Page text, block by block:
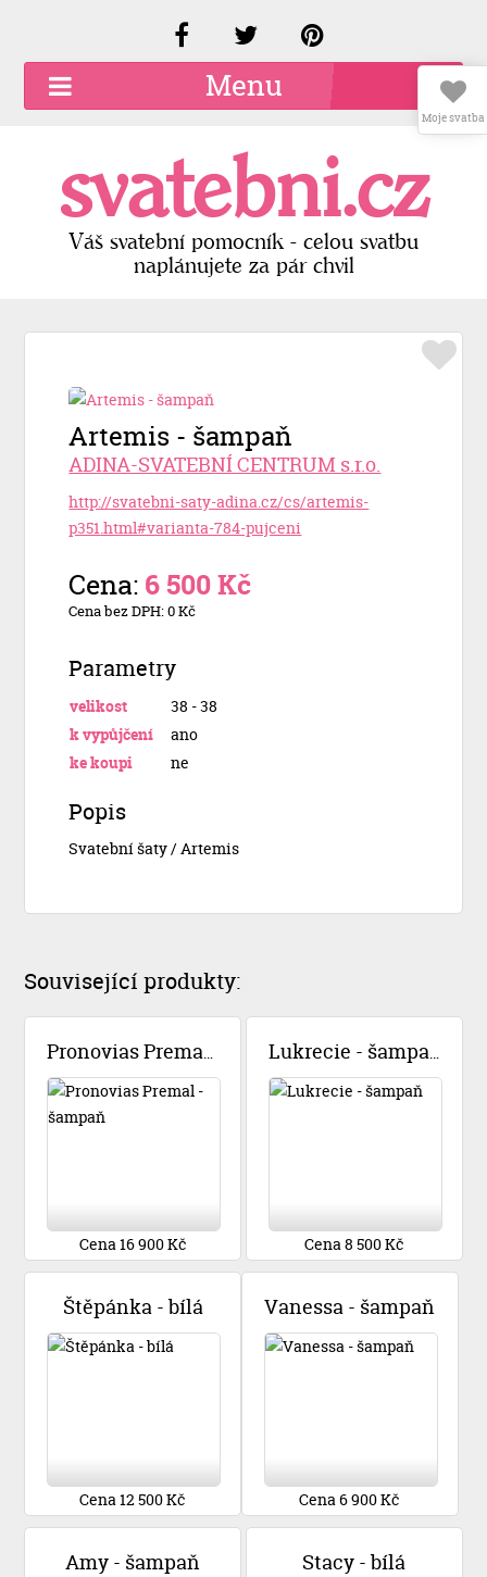
Menu
Kariéra
Kontakty
Přidat firmu
svatebni.cz
Váš svatební pomocník - celou svatbu
naplánujete za pár chvil
Artemis - šampaň
ADINA-SVATEBNÍ CENTRUM s.r.o.
http://svatebni-saty-adina.cz/cs/artemis-
p351.html#varianta-784-pujceni
Cena: 6 500 Kč
Cena bez DPH: 0 Kč
Parametry
velikost
38 - 38
k vypůjčení
ano
ke koupi
ne
Popis
Svatební šaty / Artemis
Související produkty:
Pronovias Premal - šampaň
Cena 16 900 Kč
Lukrecie - šampaň
Cena 8 500 Kč
Štěpánka - bílá
Cena 12 500 Kč
Vanessa - šampaň
Cena 6 900 Kč
Amy - šampaň Stacy - bílá
Moje svatba